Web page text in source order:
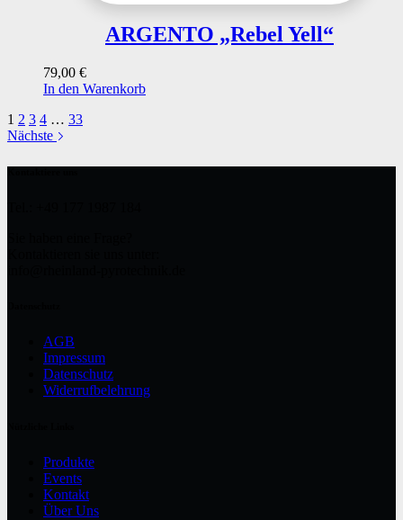
ARGENTO „Rebel Yell“
79,00 €
In den Warenkorb
1 2 3 4 … 33
Nächste
AGB
Impressum
Datenschutz
Widerrufbelehrung
Produkte
Events
Kontakt
Über Uns